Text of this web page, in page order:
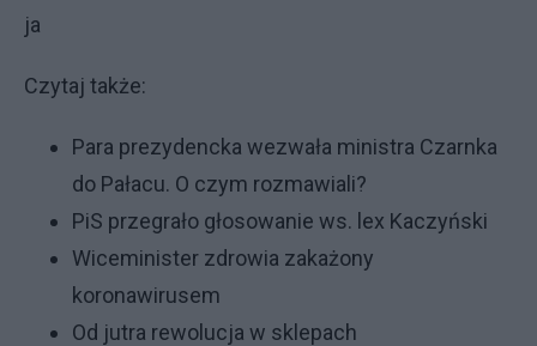
ja
Czytaj także:
Para prezydencka wezwała ministra Czarnka
do Pałacu. O czym rozmawiali?
PiS przegrało głosowanie ws. lex Kaczyński
Wiceminister zdrowia zakażony
koronawirusem
Od jutra rewolucja w sklepach